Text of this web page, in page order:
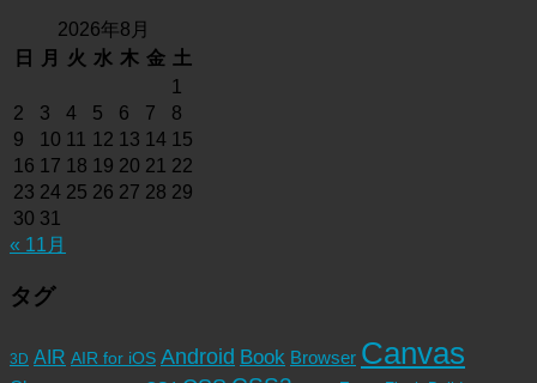
2026年8月
日
月 火 水 木 金 土
1
2
3 4 5 6 7
8
9
10 11 12 13 14 15
16 17 18 19 20 21 22
23 24 25 26 27 28 29
30 31
« 11月
タグ
3D AIR AIR for iOS Android Book Browser Canvas